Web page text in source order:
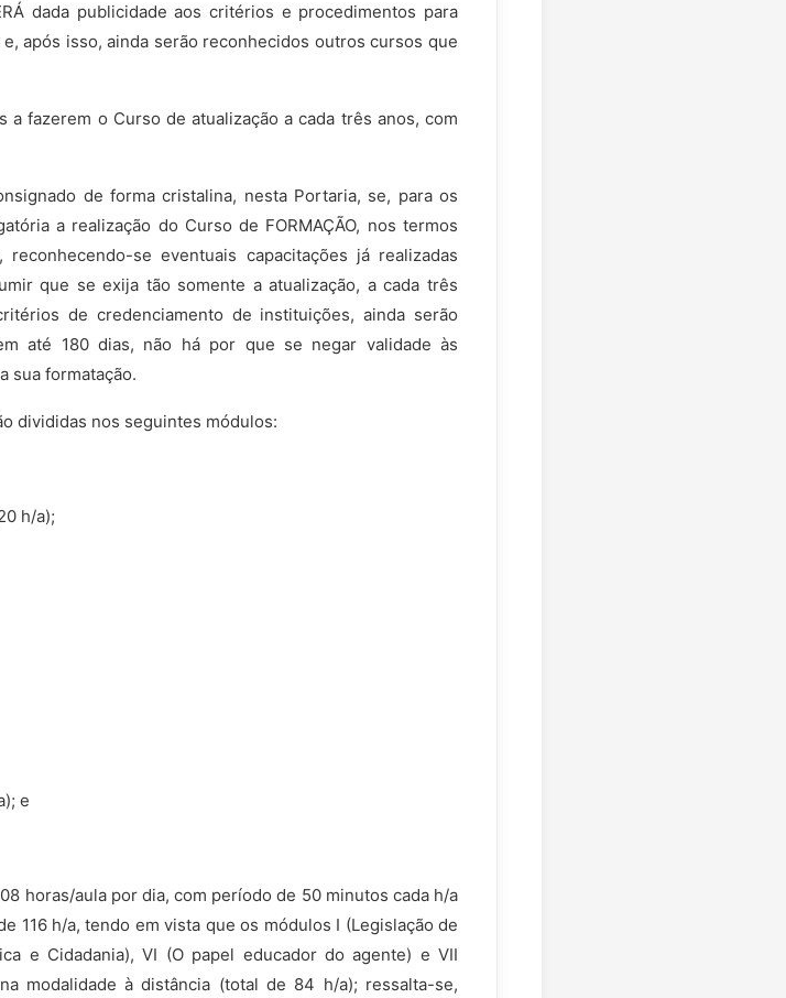
dada publicidade aos critérios e procedimentos para
após isso, ainda serão reconhecidos outros cursos que
fazerem o Curso de atualização a cada três anos, com
de forma cristalina, nesta Portaria, se, para os
a realização do Curso de FORMAÇÃO, nos termos
reconhecendo-se eventuais capacitações já realizadas
que se exija tão somente a atualização, a cada três
de credenciamento de instituições, ainda serão
até 180 dias, não há por que se negar validade às
sua formatação.
divididas nos seguintes módulos:
h/a);
e
horas/aula por dia, com período de 50 minutos cada h/a
116 h/a, tendo em vista que os módulos I (Legislação de
e Cidadania), VI (O papel educador do agente) e VII
modalidade à distância (total de 84 h/a); ressalta-se,